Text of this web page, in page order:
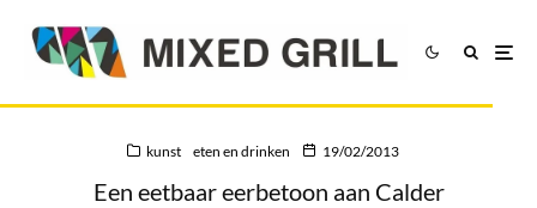
kunst eten en drinken 19/02/2013
Een eetbaar eerbetoon aan Calder